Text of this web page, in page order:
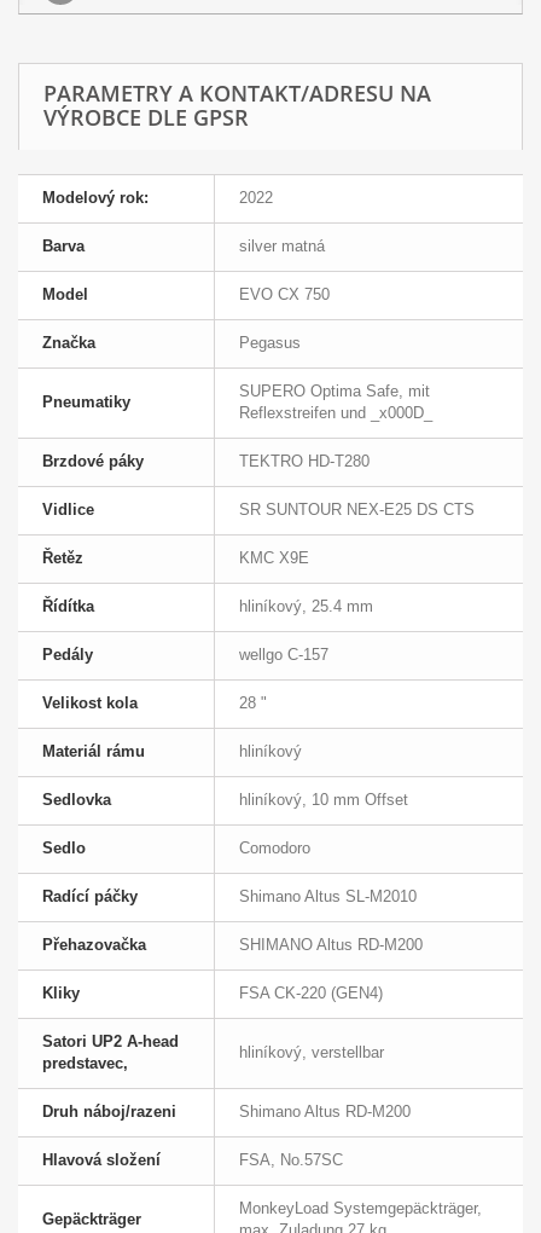
PARAMETRY A KONTAKT/ADRESU NA
VÝROBCE DLE GPSR
Modelový rok: 2022
Barva silver matná
Model EVO CX 750
Značka Pegasus
Pneumatiky
SUPERO Optima Safe, mit
Reflexstreifen und _x000D_
Brzdové páky TEKTRO HD-T280
Vidlice SR SUNTOUR NEX-E25 DS CTS
Řetěz KMC X9E
Řídítka hliníkový, 25.4 mm
Pedály wellgo C-157
Velikost kola 28 "
Materiál rámu hliníkový
Sedlovka hliníkový, 10 mm Offset
Sedlo Comodoro
Radící páčky Shimano Altus SL-M2010
Přehazovačka SHIMANO Altus RD-M200
Kliky FSA CK-220 (GEN4)
Satori UP2 A-head
predstavec,
hliníkový, verstellbar
Druh náboj/razeni Shimano Altus RD-M200
Hlavová složení FSA, No.57SC
Gepäckträger
MonkeyLoad Systemgepäckträger,